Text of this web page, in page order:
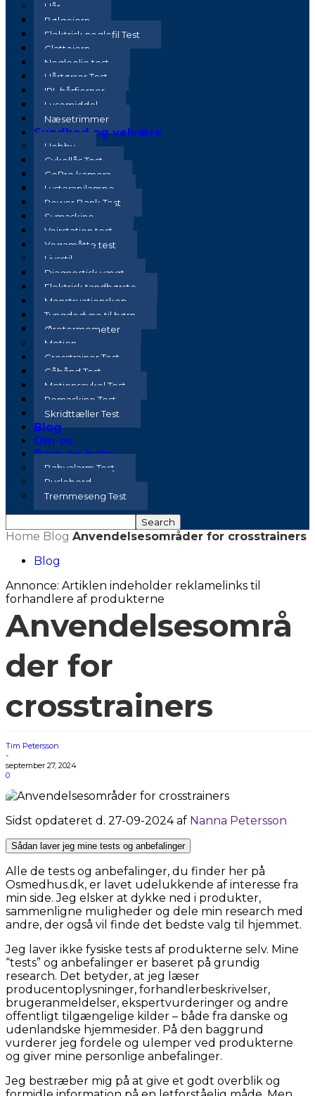
Hår
Bølgejern
Elektrisk neglefil Test
Glattejern
Negleolie test
Hårtørrer Test
IPL hårfjerner
Lusemiddel
Næsetrimmer
Sundhed og velvære
Hobby
Cykellås Test
GoPro kamera
Lysterapilampe
Power Bank Test
Symaskine
Vejrstation test
Yogamåtte test
Livsstil
Diagnostisk vægt
Elektrisk tandbørste
Menstruationskop
Tyngdedyne til børn
Øretermometer
Motion
Crosstrainer Test
Gåbånd Test
Motionscykel Test
Romaskine Test
Skridttæller Test
Blog
Om os
Børn og baby
Babyalarm Test
Puslebord
Tremmeseng Test
Home Blog Anvendelsesområder for crosstrainers
Blog
Annonce: Artiklen indeholder reklamelinks til
forhandlere af produkterne
Anvendelsesområ
der for
crosstrainers
Tim Petersson
-
september 27, 2024
0
Sidst opdateret d. 27-09-2024 af Nanna Petersson
Sådan laver jeg mine tests og anbefalinger
Alle de tests og anbefalinger, du finder her på
Osmedhus.dk, er lavet udelukkende af interesse fra
min side. Jeg elsker at dykke ned i produkter,
sammenligne muligheder og dele min research med
andre, der også vil finde det bedste valg til hjemmet.
Jeg laver ikke fysiske tests af produkterne selv. Mine
“tests” og anbefalinger er baseret på grundig
research. Det betyder, at jeg læser
producentoplysninger, forhandlerbeskrivelser,
brugeranmeldelser, ekspertvurderinger og andre
offentligt tilgængelige kilder – både fra danske og
udenlandske hjemmesider. På den baggrund
vurderer jeg fordele og ulemper ved produkterne
og giver mine personlige anbefalinger.
Jeg bestræber mig på at give et godt overblik og